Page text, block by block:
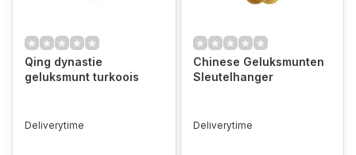
Qing dynastie
geluksmunt turkoois
Deliverytime
Chinese Geluksmunten
Sleutelhanger
Deliverytime